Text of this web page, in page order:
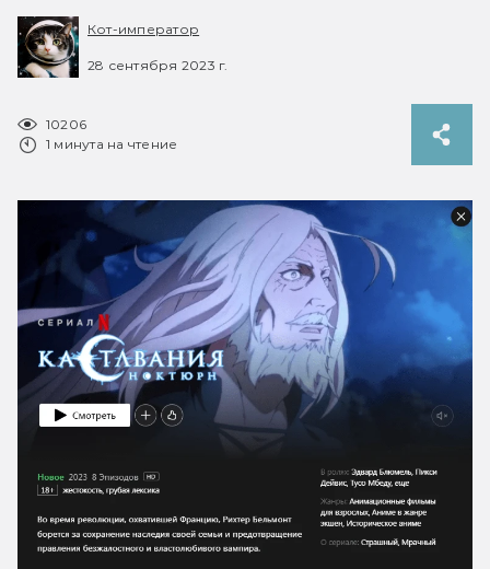
Кот-император
28 сентября 2023 г.
10206
1 минута на чтение